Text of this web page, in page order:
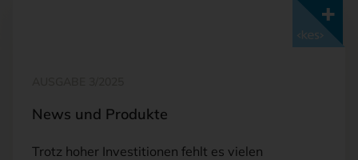
News und Produkte
Trotz hoher Investitionen fehlt es vielen